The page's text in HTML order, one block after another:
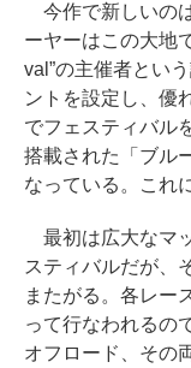
今作で新しいの
ーヤーはこの大地
val”の主催者とい
ントを設定し、優
でフェスティバル
搭載された「ブル
なっている。これ
最初は広大なマ
スティバルだが、
またがる。各レー
って行なわれるの
オフロード、その